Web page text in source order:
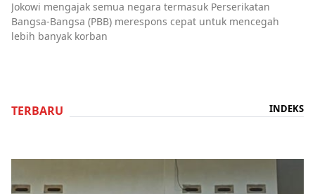
Jokowi mengajak semua negara termasuk Perserikatan
Bangsa-Bangsa (PBB) merespons cepat untuk mencegah
lebih banyak korban
TERBARU INDEKS